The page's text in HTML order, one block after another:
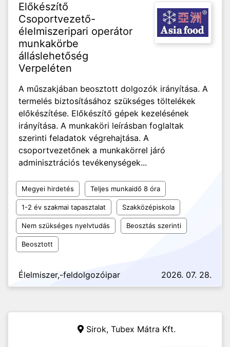
Előkészítő
Csoportvezető-
élelmiszeripari operátor
munkakörbe
álláslehetőség
Verpeléten
A műszakjában beosztott dolgozók irányítása. A
termelés biztosításához szükséges töltelékek
előkészítése. Előkészítő gépek kezelésének
irányítása. A munkaköri leírásban foglaltak
szerinti feladatok végrehajtása. A
csoportvezetőnek a munkakörrel járó
adminisztrációs tevékenységek...
Megyei hirdetés Teljes munkaidő 8 óra
1-2 év szakmai tapasztalat Szakközépiskola
Nem szükséges nyelvtudás Beosztás szerinti
Beosztott
Élelmiszer,-feldolgozóipar 2026. 07. 28.
Sirok, Tubex Mátra Kft.